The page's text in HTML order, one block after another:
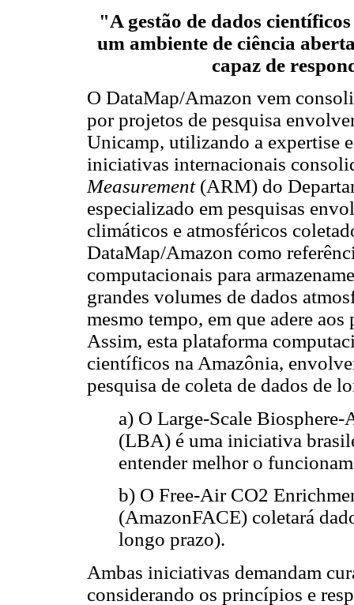
"A gestão de dados
um ambiente de ciência
capaz de
O DataMap/Amazon vem
por projetos de pesquisa
Unicamp, utilizando a expertise
iniciativas internacionais
Measurement(ARM) do
especializado em pesquisas
climáticos e atmosféricos
DataMap/Amazon como
computacionais para
grandes volumes de dados
mesmo tempo, em que adere
Assim, esta plataforma
científicos na Amazônia,
pesquisa de coleta de dados de
a) O Large-Scale
(LBA) é uma iniciativa
entender melhor o
b) O Free-Air CO2
(AmazonFACE) coletará
longo prazo).
Ambas iniciativas demandam
considerando os princípios e